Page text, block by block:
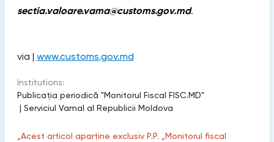
sectia.valoare.vama@customs.gov.md.
via | www.customs.gov.md
Institutions:
Publicaţia periodică "Monitorul Fiscal FISC.MD"
| Serviciul Vamal al Republicii Moldova
„Acest articol aparține exclusiv P.P. „Monitorul fiscal